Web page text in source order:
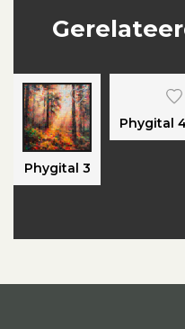
Phygital 3
Phygital